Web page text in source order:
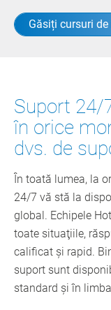
Găsiți cursuri
Suport 24/
în orice
dvs. de
În toată lumea, la
24/7 vă stă la
global. Echipele
toate situaţiile,
calificat şi rapid.
suport sunt
standard și în